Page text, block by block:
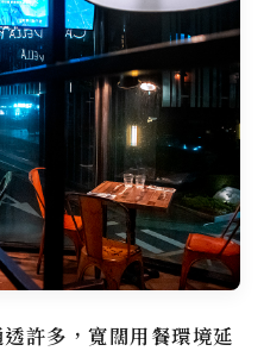
許多，寬闊用餐環境延